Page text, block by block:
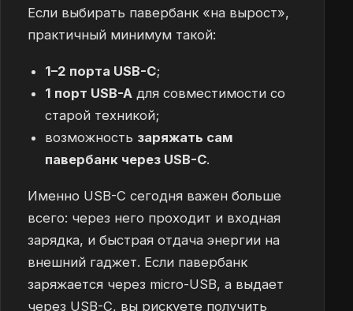
Если выбирать павербанк «на вырост»,
практичный минимум такой:
1–2 порта USB-C;
1 порт USB-A для совместимости со
старой техникой;
возможность заряжать сам
павербанк через USB-C.
Именно USB-C сегодня важен больше
всего: через него проходит и входная
зарядка, и быстрая отдача энергии на
внешний гаджет. Если павербанк
заряжается через micro-USB, а выдает
через USB-C, вы рискуете получить